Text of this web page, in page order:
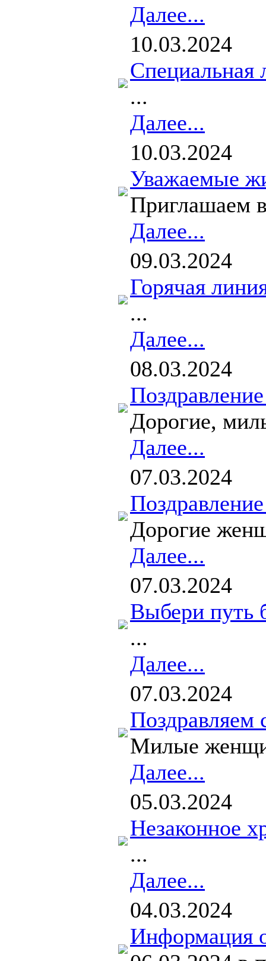
Далее...
10.03.2024
Специальная
...
Далее...
10.03.2024
Уважаемые
Приглашаем
Далее...
09.03.2024
Горячая
...
Далее...
08.03.2024
Дорогие,
Далее...
07.03.2024
Дорогие
Далее...
07.03.2024
Выбери путь
...
Далее...
07.03.2024
Милые
Далее...
05.03.2024
Незаконное
...
Далее...
04.03.2024
Информация